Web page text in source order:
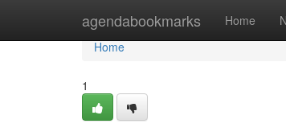
agendabookmarks Home
Home
Home
1